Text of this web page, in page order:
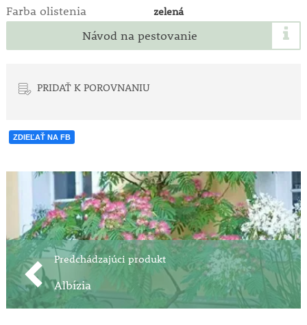
Farba olistenia zelená
Návod na pestovanie
PRIDAŤ K POROVNANIU
ZDIEĽAŤ NA FB
Predchádzajúci produkt
Albízia